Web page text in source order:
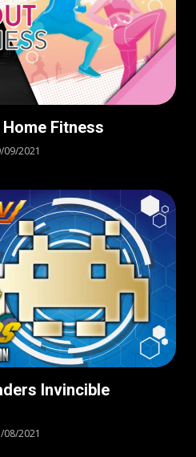
Fitness
09/2021
Invincible
08/2021